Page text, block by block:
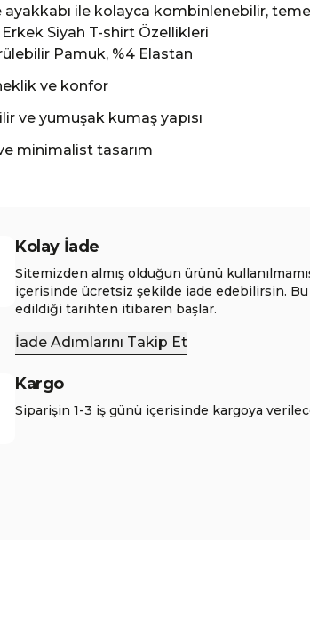
ile kolayca kombinlenebilir,
Siyah T-shirt Özellikleri
Pamuk, %4 Elastan
ve konfor
ve yumuşak kumaş yapısı
minimalist tasarım
Kolay İade
Sitemizden almış olduğun ürünü
içerisinde ücretsiz şekilde iade edebilirsin.
edildiği tarihten itibaren başlar.
İade Adımlarını Takip Et
Kargo
Siparişin 1-3 iş günü içerisinde kargoya